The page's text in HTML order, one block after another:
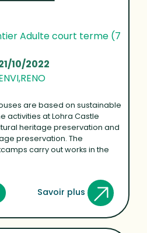
Adulte court terme (7
10/2022
are based on sustainable
activities at Lohra Castle
heritage preservation and
preservation. The
carry out works in the
Savoir plus